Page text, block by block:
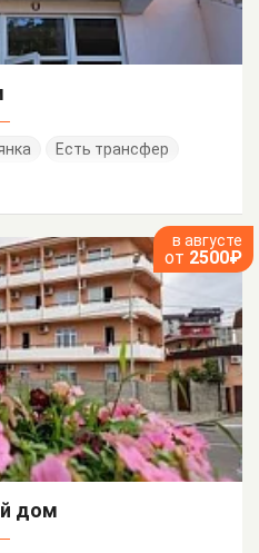
Есть трансфер
в августе
от 2500₽
дом